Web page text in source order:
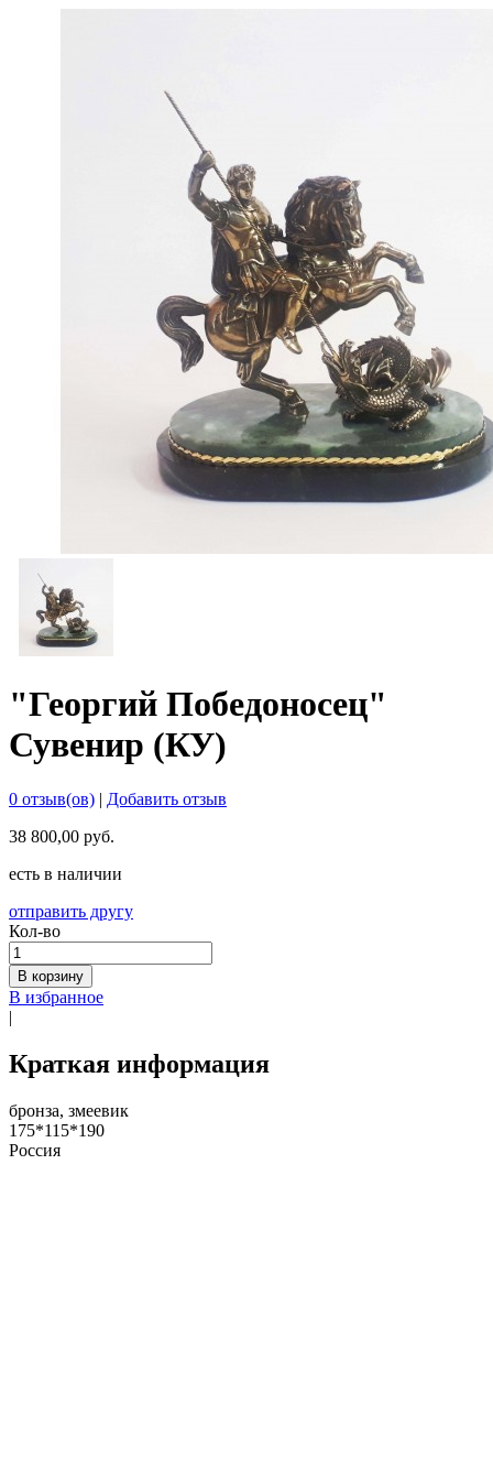
"Георгий Победоносец"
Сувенир (КУ)
0 отзыв(ов) | Добавить отзыв
38 800,00 руб.
есть в наличии
отправить другу
Кол-во
В корзину
В избранное
|
Краткая информация
бронза, змеевик
175*115*190
Россия